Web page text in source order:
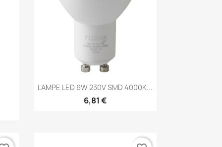
Aperçu rapide
LAMPE LED 6W 230V SMD 4000K...
6,81 €